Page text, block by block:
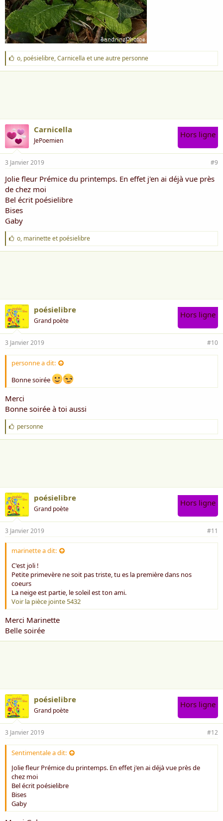
J
'
a
o, poésielibre,Carnicella et une autre personne
Carnicella
JePoemien
Hors ligne
3 Janvier 2019 #9
Jolie fleur Prémice du printemps. En effet j'en ai déjà vue près
de chez moi
Bel écrit poésielibre
Bises
Gaby
J
'
a
o, marinetteet poésielibre
poésielibre
Grand poète
Hors ligne
3 Janvier 2019 #10
personne a dit:
Bonne soirée
Merci
Bonne soirée à toi aussi
J
'
a
personne
poésielibre
Grand poète
Hors ligne
3 Janvier 2019 #11
marinette a dit:
C'est joli !
Petite primevère ne soit pas triste, tu es la première dans nos
coeurs
La neige est partie, le soleil est ton ami.
Voir la pièce jointe 5432
Merci Marinette
Belle soirée
poésielibre
Grand poète
Hors ligne
3 Janvier 2019 #12
Sentimentale a dit:
Jolie fleur Prémice du printemps. En effet j'en ai déjà vue près de
chez moi
Bel écrit poésielibre
Bises
Gaby